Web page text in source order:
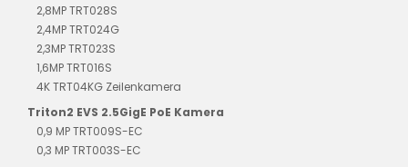
2,8MP TRT028S
2,4MP TRT024G
2,3MP TRT023S
1,6MP TRT016S
4K TRT04KG Zeilenkamera
Triton2 EVS 2.5GigE PoE Kamera
0,9 MP TRT009S-EC
0,3 MP TRT003S-EC